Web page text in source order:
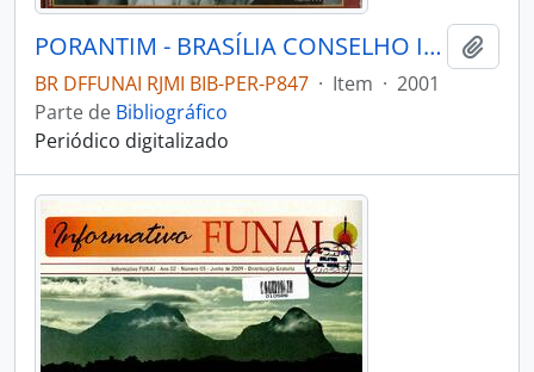
PORANTIM - BRASÍLIA CONSELHO INDIGENISTA MISSIONÁRIO - 2001 - Nº233
BR DFFUNAI RJMI BIB-PER-P847 · Item · 2001
Parte de Bibliográfico
Periódico digitalizado